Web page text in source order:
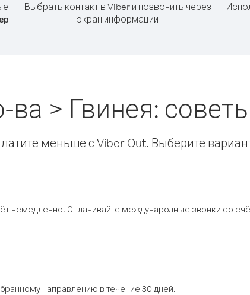
Выбрать контакт в Viber и позвонить через
экран информации
ва > Гвинея:
меньше с Viber Out. Выберите
немедленно. Оплачивайте международные звонки со
направлению в течение 30 дней.